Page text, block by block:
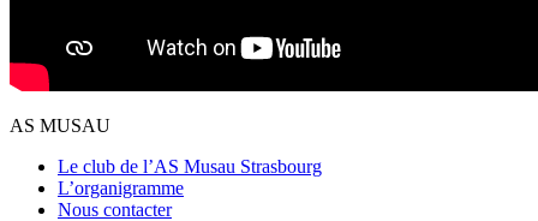
AS MUSAU
Le club de l’AS Musau Strasbourg
L’organigramme
Nous contacter